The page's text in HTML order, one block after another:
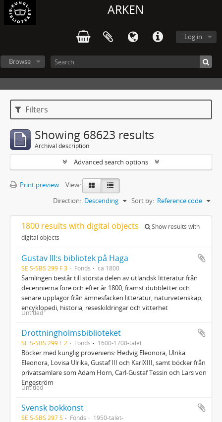
ARKEN
Log in
Browse
Filters
Showing 68623 results
Archival description
Advanced search options
Print preview
View:
Sort by: Reference code
Direction: Descending
1800 results with digital objects
Show results with
digital objects
Gustav III:s bibliotek på Haga
SE S-SBS 299 F 3 Fonds ca 1800
Samlingen består till största delen av utländsk litteratur från
decennierna före och efter år 1800, främst dubbletter och
senare upplagor från ämnesfacken litteratur, naturvetenskap,
encyklopedi, historia, reseskildringar och vitterhet
Untitled
Drottningholmsbiblioteket
SE S-SBS 299 F 2 Fonds 1600-1700-talet
Böcker med kunglig proveniens: Hedvig Eleonora, Ulrika
Eleonora, Lovisa Ulrika, Gustaf III och KarlXIII, samt böcker från
privatsamlare som Adam Horn, Carl-Gustaf Tessin och Lars von
Engeström
Untitled
Svensk bokkonst
SE S-SBS 297 S Fonds 1950-talet-